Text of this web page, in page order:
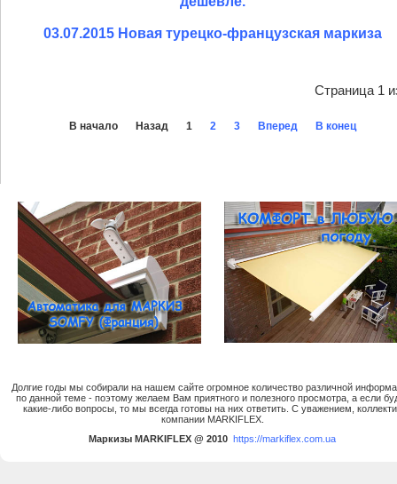
03.07.2015 Новая турецко-французская маркиза
Страница 1
В начало Назад 1 2 3 Вперед В конец
Долгие годы мы собирали на нашем сайте огромное количество различной
по данной теме - поэтому желаем Вам приятного и полезного просмотра, а если
какие-либо вопросы, то мы всегда готовы на них ответить. C уважением,
компании MARKIFLEX.
Маркизы MARKIFLEX @ 2010 https://markiflex.com.ua